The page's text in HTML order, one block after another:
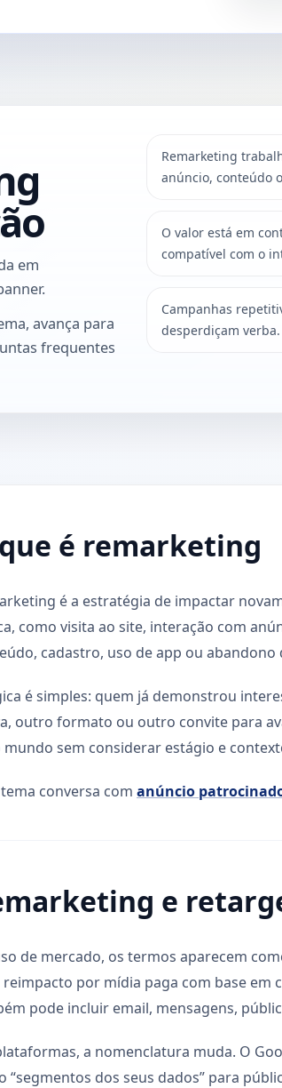
em
avança para
frequentes
Remarketing
anúncio, conteúdo
O valor está em
compatível com o
Campanhas
desperdiçam verba.
é remarketing
é a estratégia de impactar
como visita ao site, interação com
cadastro, uso de app ou
é simples: quem já demonstrou
outro formato ou outro convite para
sem considerar estágio e
conversa com anúncio
e
de mercado, os termos aparecem
reimpacto por mídia paga com base
pode incluir email, mensagens,
a nomenclatura muda. O
“segmentos dos seus dados” para